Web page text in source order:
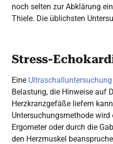
noch selten zur Abklärung
Thiele. Die üblichsten
Stress-
Eine Ultraschalluntersuchung
Belastung, die Hinweise auf
Herzkranzgefäße liefern
Untersuchungsmethode wird
Ergometer oder durch die
den Herzmuskel